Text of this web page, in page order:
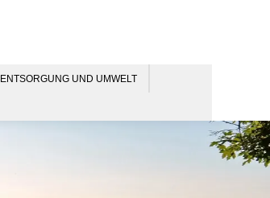
ENTSORGUNG UND UMWELT